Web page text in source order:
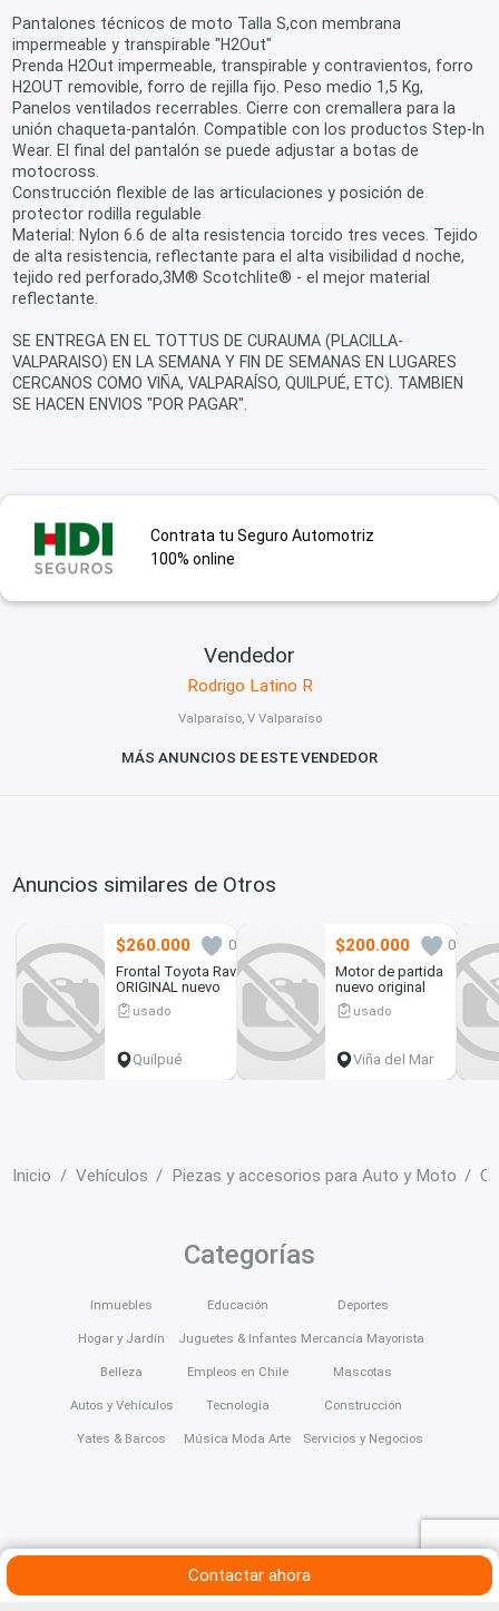
Pantalones técnicos de moto Talla S,con membrana
impermeable y transpirable "H2Out"
Prenda H2Out impermeable, transpirable y contravientos, forro
H2OUT removible, forro de rejilla fijo. Peso medio 1,5 Kg,
Panelos ventilados recerrables. Cierre con cremallera para la
unión chaqueta-pantalón. Compatible con los productos Step-In
Wear. El final del pantalón se puede adjustar a botas de
motocross.
Construcción flexible de las articulaciones y posición de
protector rodilla regulable
Material: Nylon 6.6 de alta resistencia torcido tres veces. Tejido
de alta resistencia, reflectante para el alta visibilidad d noche,
tejido red perforado,3M® Scotchlite® - el mejor material
reflectante.
SE ENTREGA EN EL TOTTUS DE CURAUMA (PLACILLA-
VALPARAISO) EN LA SEMANA Y FIN DE SEMANAS EN LUGARES
CERCANOS COMO VIÑA, VALPARAÍSO, QUILPUÉ, ETC). TAMBIEN
SE HACEN ENVIOS "POR PAGAR".
Contrata tu Seguro Automotriz
100% online
Vendedor
Rodrigo Latino R
Valparaíso, V Valparaíso
MÁS ANUNCIOS DE ESTE VENDEDOR
Anuncios similares de Otros
$260.000
0
Frontal Toyota Rav
ORIGINAL nuevo
usado
Quilpué
$200.000
0
Motor de partida
nuevo original
usado
Viña del Mar
Inicio Vehículos Piezas y accesorios para Auto y Moto
Contactar ahora
Categorías
Inmuebles
Hogar y Jardín
Belleza
Autos y Vehículos
Yates & Barcos
Educación
Juguetes & Infantes
Empleos en Chile
Tecnología
Música Moda Arte
Deportes
Mercancía Mayorista
Mascotas
Construcción
Servicios y Negocios